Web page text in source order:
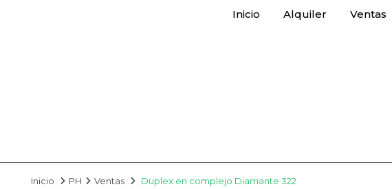
Inicio Alquiler Ventas
Inicio PH Ventas Duplex en complejo Diamante 322